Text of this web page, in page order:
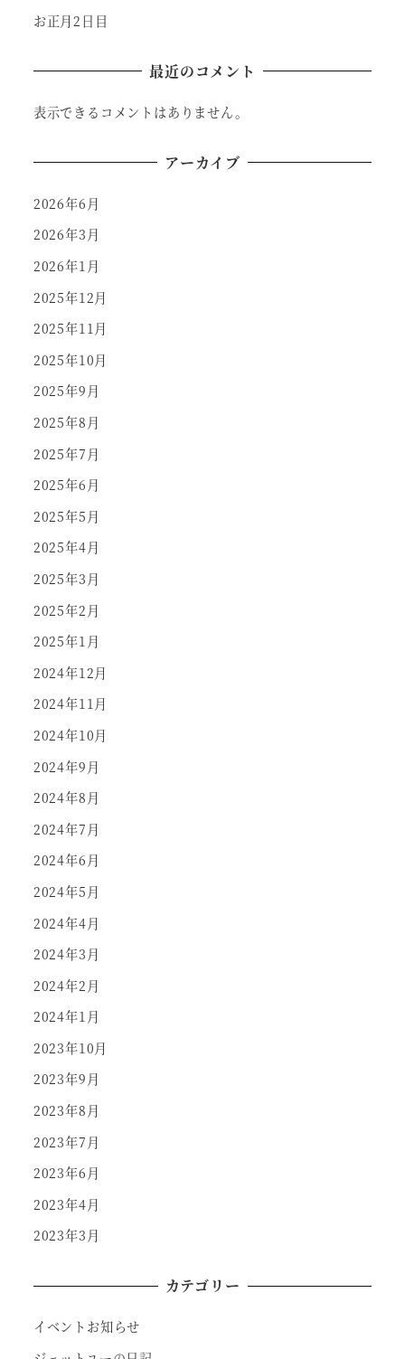
お正月2日目
最近のコメント
表示できるコメントはありません。
アーカイブ
2026年6月
2026年3月
2026年1月
2025年12月
2025年11月
2025年10月
2025年9月
2025年8月
2025年7月
2025年6月
2025年5月
2025年4月
2025年3月
2025年2月
2025年1月
2024年12月
2024年11月
2024年10月
2024年9月
2024年8月
2024年7月
2024年6月
2024年5月
2024年4月
2024年3月
2024年2月
2024年1月
2023年10月
2023年9月
2023年8月
2023年7月
2023年6月
2023年4月
2023年3月
カテゴリー
イベントお知らせ